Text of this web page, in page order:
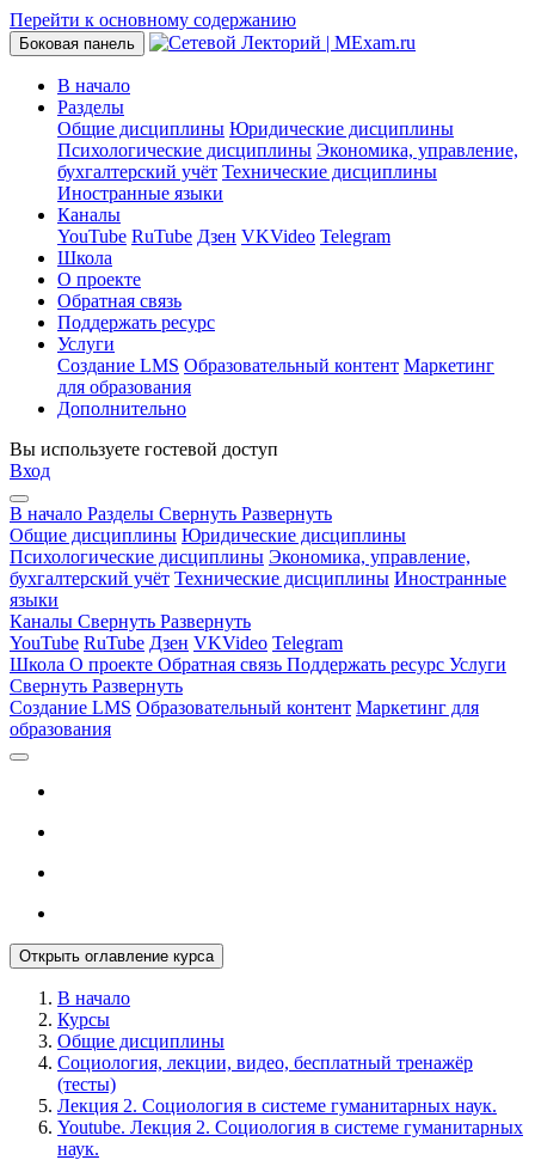
Перейти к основному содержанию
Боковая панель
В начало
Разделы
Общие дисциплины Юридические дисциплины
Психологические дисциплины Экономика, управление,
бухгалтерский учёт Технические дисциплины
Иностранные языки
Каналы
YouTube RuTube Дзен VKVideo Telegram
Школа
О проекте
Обратная связь
Поддержать ресурс
Услуги
Создание LMS Образовательный контент Маркетинг
для образования
Дополнительно
Вы используете гостевой доступ
Вход
В начало Разделы Свернуть Развернуть
Общие дисциплины Юридические дисциплины
Психологические дисциплины Экономика, управление,
бухгалтерский учёт Технические дисциплины Иностранные
языки
Каналы Свернуть Развернуть
YouTube RuTube Дзен VKVideo Telegram
Школа О проекте Обратная связь Поддержать ресурс Услуги
Свернуть Развернуть
Создание LMS Образовательный контент Маркетинг для
образования
Открыть оглавление курса
В начало
Курсы
Общие дисциплины
Социология, лекции, видео, бесплатный тренажёр
(тесты)
Лекция 2. Социология в системе гуманитарных наук.
Youtube. Лекция 2. Социология в системе гуманитарных
наук.